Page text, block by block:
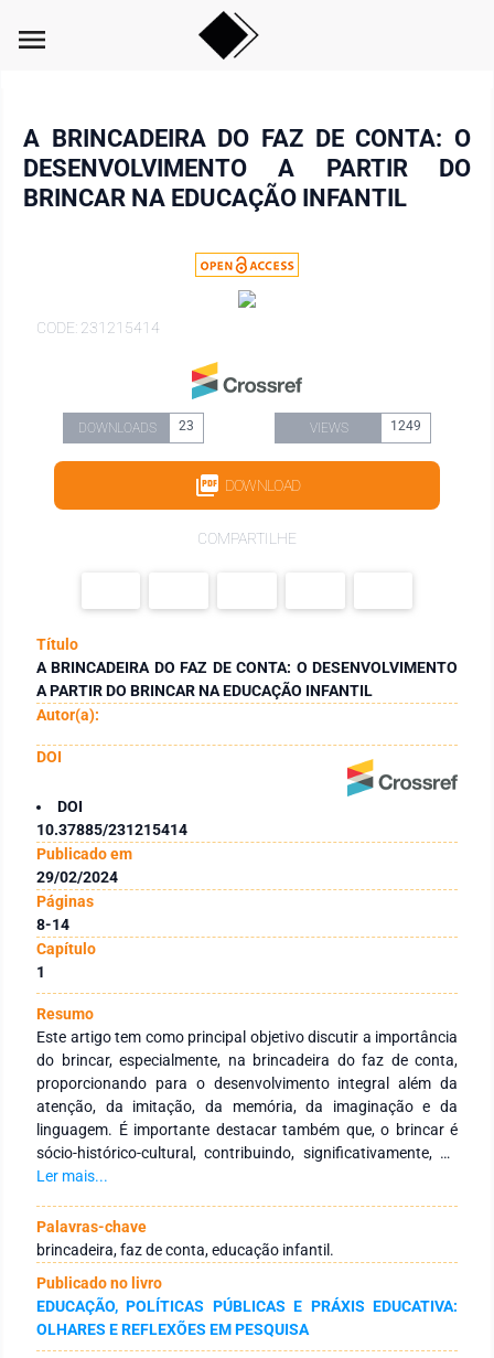
menu
A BRINCADEIRA DO FAZ DE CONTA: O
DESENVOLVIMENTO A PARTIR DO
BRINCAR NA EDUCAÇÃO INFANTIL
CODE: 231215414
DOWNLOADS 23 VIEWS 1249
DOWNLOAD
COMPARTILHE
Título
A BRINCADEIRA DO FAZ DE CONTA: O DESENVOLVIMENTO
A PARTIR DO BRINCAR NA EDUCAÇÃO INFANTIL
Autor(a):
DOI
DOI
10.37885/231215414
Publicado em
29/02/2024
Páginas
8-14
Capítulo
1
Resumo
Este artigo tem como principal objetivo discutir a importância
do brincar, especialmente, na brincadeira do faz de conta,
proporcionando para o desenvolvimento integral além da
atenção, da imitação, da memória, da imaginação e da
linguagem. É importante destacar também que, o brincar é
sócio-histórico-cultural, contribuindo, significativamente, na
construção da identidade e da autonomia. E, é a partir da
ressignificação que constitui-se um nova realidade.
Ler mais...
Palavras-chave
brincadeira, faz de conta, educação infantil.
Publicado no livro
EDUCAÇÃO, POLÍTICAS PÚBLICAS E PRÁXIS EDUCATIVA:
OLHARES E REFLEXÕES EM PESQUISA